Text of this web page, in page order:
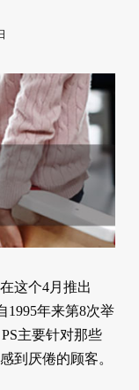
这个4月推出
1995年来第8次举
主要针对那些
到厌倦的顾客。